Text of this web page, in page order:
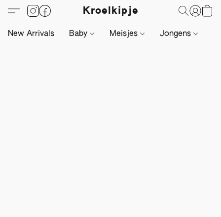
Kroelkipje
New Arrivals Baby Meisjes Jongens